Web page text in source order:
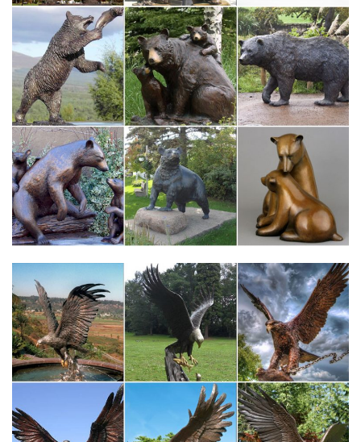
galleryg4iql.bloodtop.ru/б/6
Цены на обои в леруа мерлен отзывы.
arhiv-kartinki-yncf8e.cnlab.ru/ч/1
Фольксваген поло седан цены и характеристики.
galleryg4iql.bloodtop.ru/б/6
Цены на обои в леруа мерлен отзывы.
Notice: Use of undefined constant DEBUGMODE – assumed…
Казань Ярославль билеты на автобус цены и расписание.
katalog-kartinokkibrocu.fashion-compas.ru/е/5
Цены на недвижимость в северодвинске 2016.
montedo.ru/catalog/tazy/?PAGEN_1=3
Кружка для чая 250мл (Символ года СОБАКА) 1649-Д микс.
katalogkartinok30qnywd.tv-orion.ru/л/6
Цены вспышки на фотоаппараты.
lalmp3.net/download/Q/JG0YixcNlYI.html
Цены на продукты в Польше 2017 Обзор магазина